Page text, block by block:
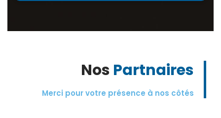
Nos Partnaires
Merci pour votre présence à nos côtés